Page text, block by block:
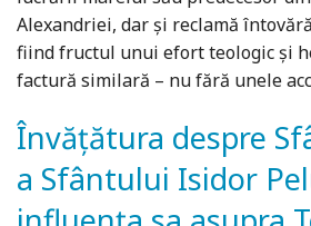
Alexandriei, dar și reclamă
fiind fructul unui efort teologic și
factură similară – nu fără unele
Învăţătura despre
a Sfântului Isidor